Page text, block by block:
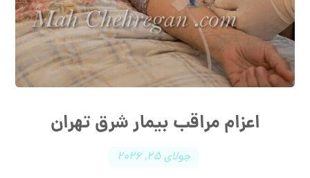
اعزام مراقب بیمار شرق تهران
جولای ۲۵, ۲۰۲۶